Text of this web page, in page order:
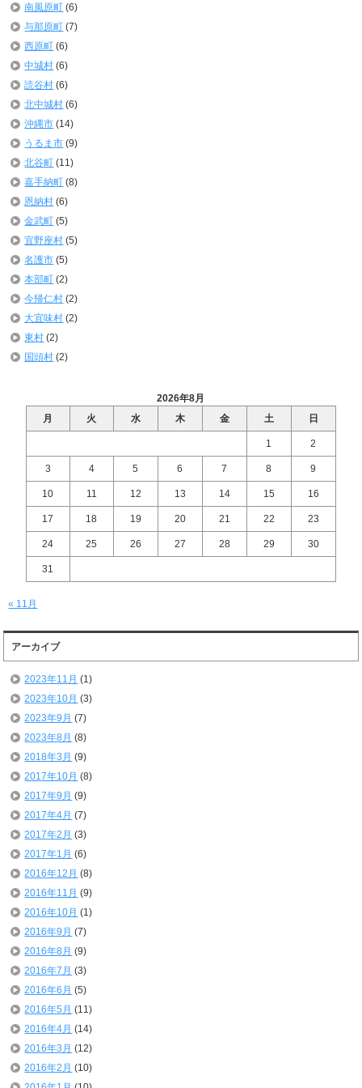
南風原町 (6)
与那原町 (7)
西原町 (6)
中城村 (6)
読谷村 (6)
北中城村 (6)
沖縄市 (14)
うるま市 (9)
北谷町 (11)
嘉手納町 (8)
恩納村 (6)
金武町 (5)
宜野座村 (5)
名護市 (5)
本部町 (2)
今帰仁村 (2)
大宜味村 (2)
東村 (2)
国頭村 (2)
2026年8月
月
火 水 木 金 土 日
1 2
3 4 5 6 7 8 9
10 11 12 13 14 15 16
17 18 19 20 21 22 23
24 25 26 27 28 29 30
31
« 11月
アーカイブ
2023年11月 (1)
2023年10月 (3)
2023年9月 (7)
2023年8月 (8)
2018年3月 (9)
2017年10月 (8)
2017年9月 (9)
2017年4月 (7)
2017年2月 (3)
2017年1月 (6)
2016年12月 (8)
2016年11月 (9)
2016年10月 (1)
2016年9月 (7)
2016年8月 (9)
2016年7月 (3)
2016年6月 (5)
2016年5月 (11)
2016年4月 (14)
2016年3月 (12)
2016年2月 (10)